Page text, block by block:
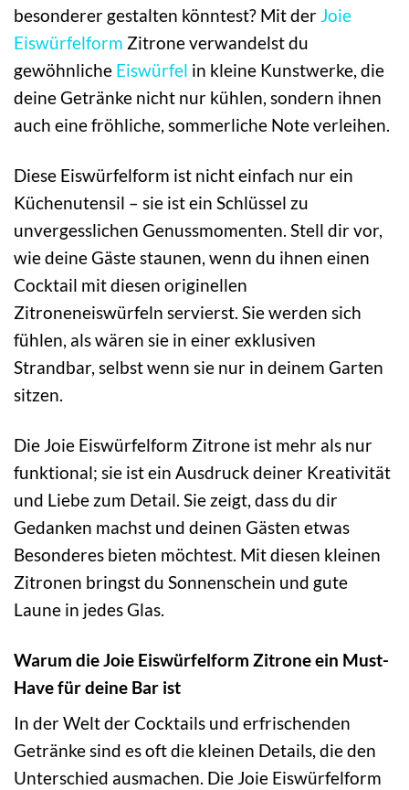
besonderer gestalten könntest? Mit der Joie
Eiswürfelform Zitrone verwandelst du
gewöhnliche Eiswürfel in kleine Kunstwerke, die
deine Getränke nicht nur kühlen, sondern ihnen
auch eine fröhliche, sommerliche Note verleihen.
Diese Eiswürfelform ist nicht einfach nur ein
Küchenutensil – sie ist ein Schlüssel zu
unvergesslichen Genussmomenten. Stell dir vor,
wie deine Gäste staunen, wenn du ihnen einen
Cocktail mit diesen originellen
Zitroneneiswürfeln servierst. Sie werden sich
fühlen, als wären sie in einer exklusiven
Strandbar, selbst wenn sie nur in deinem Garten
sitzen.
Die Joie Eiswürfelform Zitrone ist mehr als nur
funktional; sie ist ein Ausdruck deiner Kreativität
und Liebe zum Detail. Sie zeigt, dass du dir
Gedanken machst und deinen Gästen etwas
Besonderes bieten möchtest. Mit diesen kleinen
Zitronen bringst du Sonnenschein und gute
Laune in jedes Glas.
Warum die Joie Eiswürfelform Zitrone ein Must-
Have für deine Bar ist
In der Welt der Cocktails und erfrischenden
Getränke sind es oft die kleinen Details, die den
Unterschied ausmachen. Die Joie Eiswürfelform